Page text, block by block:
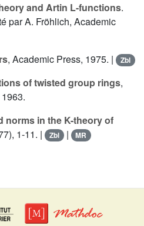
and Artin L-functions.
par A. Fröhlich, Academic
, Academic Press, 1975. | Zbl
of twisted group rings,
norms in the K-theory of
1-11. | Zbl | MR